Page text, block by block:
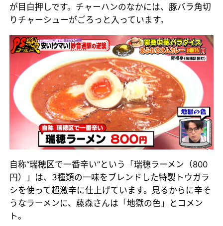
が目白押しです。チャーハンのなかには、豚バラ角切
りチャーシューがごろっと入っています。
自称“瑞穂区で一番辛い”という「瑞穂ラーメン（800
円）」は、3種類の一味をブレンドした特製トウガラ
シを使って超激辛に仕上げています。見るからに辛そ
うなラーメンに、藤森さんは「地獄の色」とコメン
ト。